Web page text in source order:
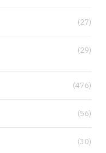
(27)
(29)
(476)
(56)
(30)